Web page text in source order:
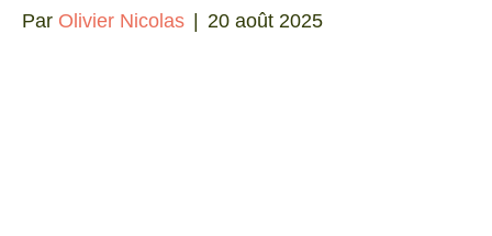
Par Olivier Nicolas 20 août 2025